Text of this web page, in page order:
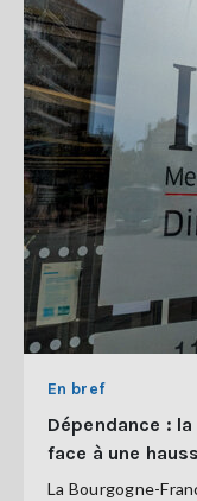
En bref
Dépendance :
face à une
La Bourgogne-